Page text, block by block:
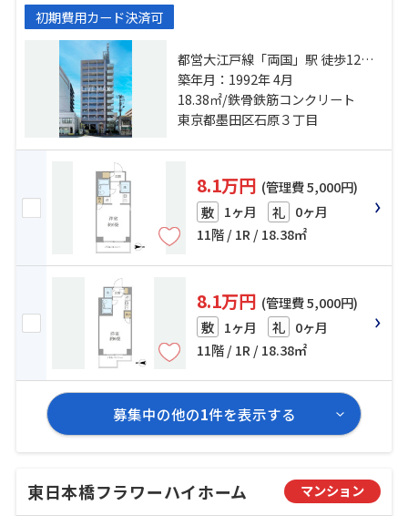
初期費用カード決済可
都営大江戸線「両国」駅 徒歩12分
総武線「錦糸町」駅 徒歩15分 都営
浅草線「本所吾妻橋」駅 徒歩13分
築年月：1992年 4月
18.38㎡/鉄骨鉄筋コンクリート
東京都墨田区石原３丁目
8.1万円 (管理費 5,000円)
敷 1ヶ月 礼 0ヶ月
11階 / 1R / 18.38㎡
8.1万円 (管理費 5,000円)
敷 1ヶ月 礼 0ヶ月
11階 / 1R / 18.38㎡
募集中の他の1件を表示する
東日本橋フラワーハイホーム マンション